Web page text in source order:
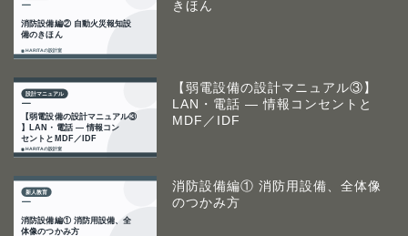
きほん
【弱電設備の設計マニュアル③】
LAN・電話 ― 情報コンセントと
MDF／IDF
消防設備編① 消防用設備、全体像
のつかみ方